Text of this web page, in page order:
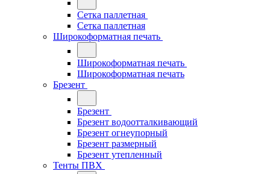
Сетка паллетная
Сетка паллетная
Широкоформатная печать
Широкоформатная печать
Широкоформатная печать
Брезент
Брезент
Брезент водоотталкивающий
Брезент огнеупорный
Брезент размерный
Брезент утепленный
Тенты ПВХ